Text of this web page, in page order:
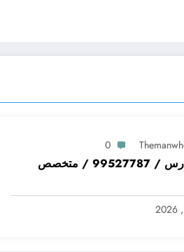
0
كهربائي يارس / 99527787 / متخصص